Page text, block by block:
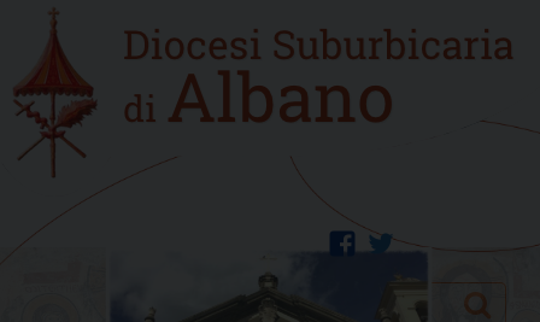
content
Home
new
twitter
facebook
Search